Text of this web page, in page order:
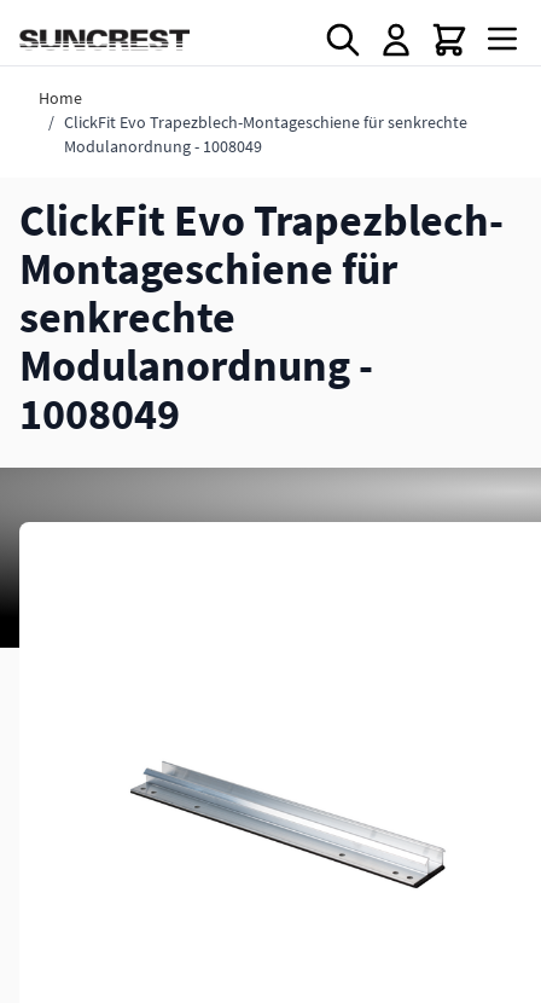
Home
/ ClickFit Evo Trapezblech-Montageschiene für senkrechte
Modulanordnung - 1008049
ClickFit Evo Trapezblech-
Montageschiene für
senkrechte
Modulanordnung -
1008049